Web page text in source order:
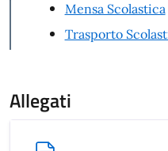
Mensa Scolastica
Trasporto
Allegati